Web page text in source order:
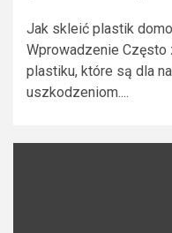
Jak skleić plastik
Wprowadzenie
plastiku, które są dla
uszkodzeniom....